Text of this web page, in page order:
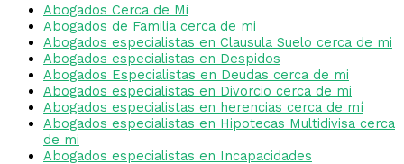
Abogados Cerca de Mi
Abogados de Familia cerca de mi
Abogados especialistas en Clausula Suelo cerca de mi
Abogados especialistas en Despidos
Abogados Especialistas en Deudas cerca de mi
Abogados especialistas en Divorcio cerca de mi
Abogados especialistas en herencias cerca de mí
Abogados especialistas en Hipotecas Multidivisa cerca
de mi
Abogados especialistas en Incapacidades